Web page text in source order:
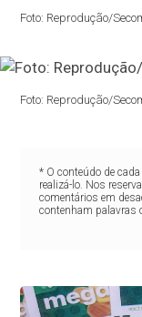
Foto: Reprodução/
Foto: Reprodução/
* O conteúdo de
realizá-lo. Nos
comentários em
contenham palavras